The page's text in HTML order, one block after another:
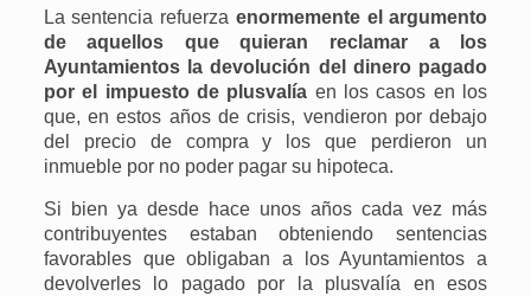
La sentencia refuerza enormemente el argumento
de aquellos que quieran reclamar a los
Ayuntamientos la devolución del dinero pagado
por el impuesto de plusvalía en los casos en los
que, en estos años de crisis, vendieron por debajo
del precio de compra y los que perdieron un
inmueble por no poder pagar su hipoteca.
Si bien ya desde hace unos años cada vez más
contribuyentes estaban obteniendo sentencias
favorables que obligaban a los Ayuntamientos a
devolverles lo pagado por la plusvalía en esos